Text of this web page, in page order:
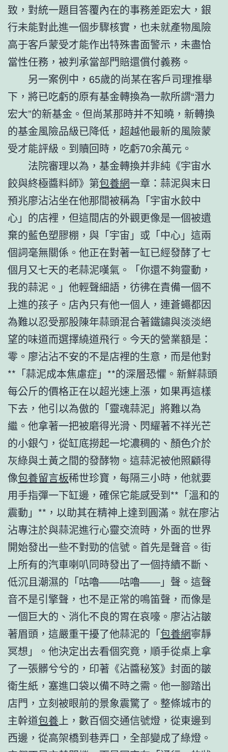
致，對統一題目答覆內在的事務差距宏大，銀
行未能對此進一個步驟核實，也未就產物風險
高于客戶蒙受才能作出特殊書面警示，未盡恰
當性任務，被判承當部門賠還償付義務。
另一案例中，65歲的尚某在客戶司理推舉
下，將已吃虧的原有基金轉換為一款所謂“潛力
宏大”的新基金。但尚某那時并不知曉，新轉換
的基金風險品級已降低，超越他最新的風險蒙
受才能評級。到贖回時，吃虧70余萬元。
法院審理以為，基金轉換并非純《宇宙水
餃與終極醬料師》第包養網一章：蒜泥與末日
預兆廖沾沾坐在他那間被稱為「宇宙水餃中
心」的店裡，但這間店的外觀更像是一個被遺
棄的藍色塑膠棚，與「宇宙」或「中心」這兩
個詞毫無關係。他正在對著一缸已經發酵了七
個月又七天的老蒜泥嘆氣。「你還不夠靈動，
我的蒜泥。」他輕聲細語，彷彿在責備一個不
上進的孩子。店內只有他一個人，連蒼蠅都因
為難以忍受那股陳年蒜頭混合著鐵鏽與淡淡絕
望的味道而選擇繞道飛行。今天的營業額是：
零。廖沾沾不安的不是店裡的生意，而是他對
**「蒜泥成本焦慮症」**的深層恐懼。新鮮蒜頭
每公斤的價格正在以超光速上漲，如果再這樣
下去，他引以為傲的「靈魂蒜泥」將難以為
繼。他拿著一把被磨得光滑、閃耀著不祥光芒
的小銀勺，從缸底撈起一坨濃稠的、顏色介於
灰綠與土黃之間的發酵物。這蒜泥被他照顧得
像包養留言板稀世珍寶，每隔三小時，他就要
用手指彈一下缸邊，確保它能感受到**「溫和的
震動」**，以助其在精神上達到圓滿。就在廖沾
沾專注於與蒜泥進行心靈交流時，外面的世界
開始發出一些不對勁的信號。首先是聲音。街
上所有的汽車喇叭同時發出了一個持續不斷、
低沉且潮濕的「咕嚕——咕嚕——」聲。這聲
音不是引擎聲，也不是正常的鳴笛聲，而像是
一個巨大的、消化不良的胃在哀嚎。廖沾沾皺
著眉頭，這嚴重干擾了他蒜泥的「包養網寧靜
冥想」。他決定出去看個究竟，順手從桌上拿
了一張髒兮兮的，印著《沾醬秘笈》封面的皺
衛生紙，塞進口袋以備不時之需。他一腳踏出
店門，立刻被眼前的景象震驚了。整條城市的
主幹道包養 上，數百個交通信號燈，從東邊到
西邊，從高架橋到巷弄口，全部變成了綠燈。